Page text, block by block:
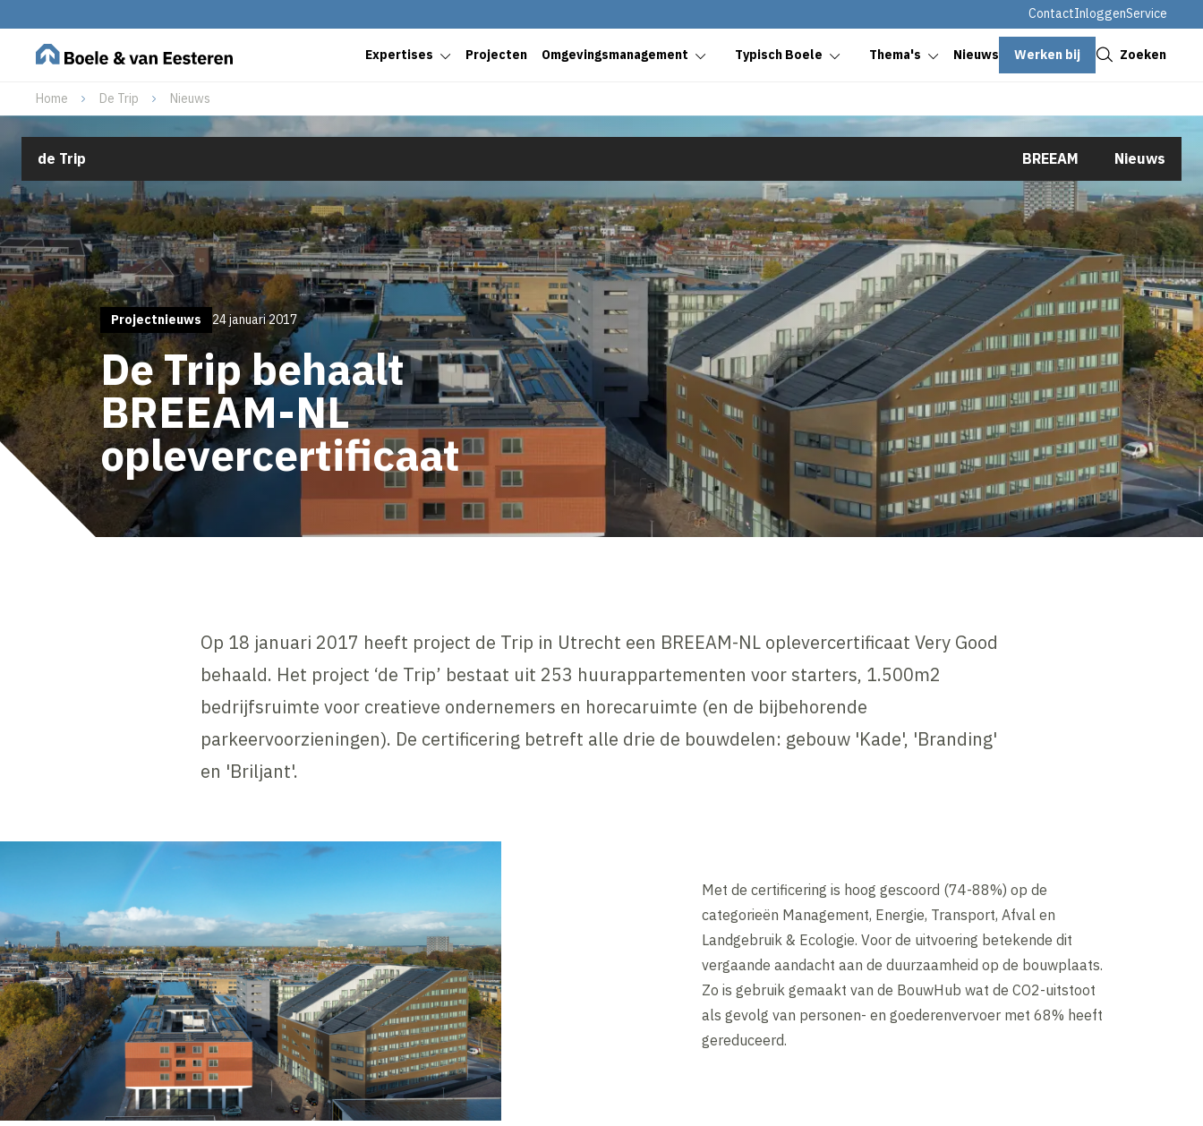
ContactInloggenService
Expertises Projecten Omgevingsmanagement Typisch Boele Thema's Nieuws Werken bij Zoeken
Home De Trip Nieuws
de Trip BREEAM Nieuws
Projectnieuws 24 januari 2017
De Trip behaalt
BREEAM-NL
oplevercertificaat
Op 18 januari 2017 heeft project de Trip in Utrecht een BREEAM-NL oplevercertificaat Very Good
behaald. Het project ‘de Trip’ bestaat uit 253 huurappartementen voor starters, 1.500m2
bedrijfsruimte voor creatieve ondernemers en horecaruimte (en de bijbehorende
parkeervoorzieningen). De certificering betreft alle drie de bouwdelen: gebouw 'Kade', 'Branding'
en 'Briljant'.
Met de certificering is hoog gescoord (74-88%) op de
categorieën Management, Energie, Transport, Afval en
Landgebruik & Ecologie. Voor de uitvoering betekende dit
vergaande aandacht aan de duurzaamheid op de bouwplaats.
Zo is gebruik gemaakt van de BouwHub wat de CO2-uitstoot
als gevolg van personen- en goederenvervoer met 68% heeft
gereduceerd.
Sluiten